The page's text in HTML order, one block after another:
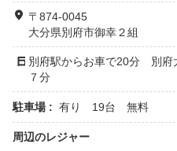
〒874-0045
大分県別府市御幸２組
別府駅からお車で20分 別
７分
駐車場 : 有り 19台 無料
周辺のレジャー